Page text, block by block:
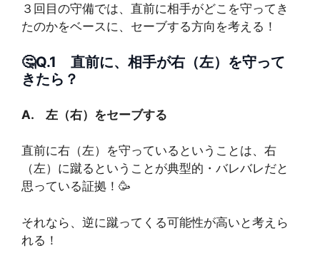
３回目の守備では、直前に相手がどこを守ってき
たのかをベースに、セーブする方向を考える！
🤔Q.1 直前に、相手が右（左）を守って
きたら？
A. 左（右）をセーブする
直前に右（左）を守っているということは、右
（左）に蹴るということが典型的・バレバレだと
思っている証拠！🥳
それなら、逆に蹴ってくる可能性が高いと考えら
れる！